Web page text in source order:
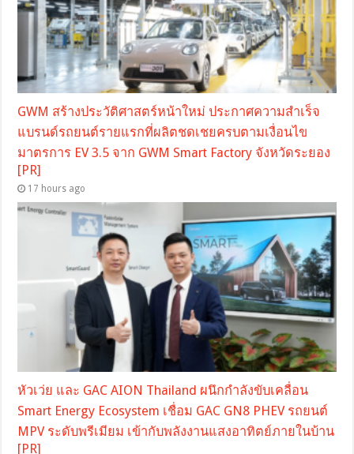
GWM สร้างประวัติศาสตร์หน้าใหม่ ประกาศความสำเร็จ
แบรนด์รถยนต์รายแรกที่ผลิตชดเชยครบตามเงื่อนไข
มาตรการ EV 3.5 จาก GWM Smart Factory จังหวัดระยอง
[PR]
17 hours ago
หัวเว่ย และ GAC AION Thailand ผนึกกำลังขับเคลื่อน
Smart Energy Ecosystem เชื่อม GAC GN8 PHEV รถยนต์
MPV ระดับพรีเมียม เข้ากับพลังงานแสงอาทิตย์ภายในบ้าน
[PR]